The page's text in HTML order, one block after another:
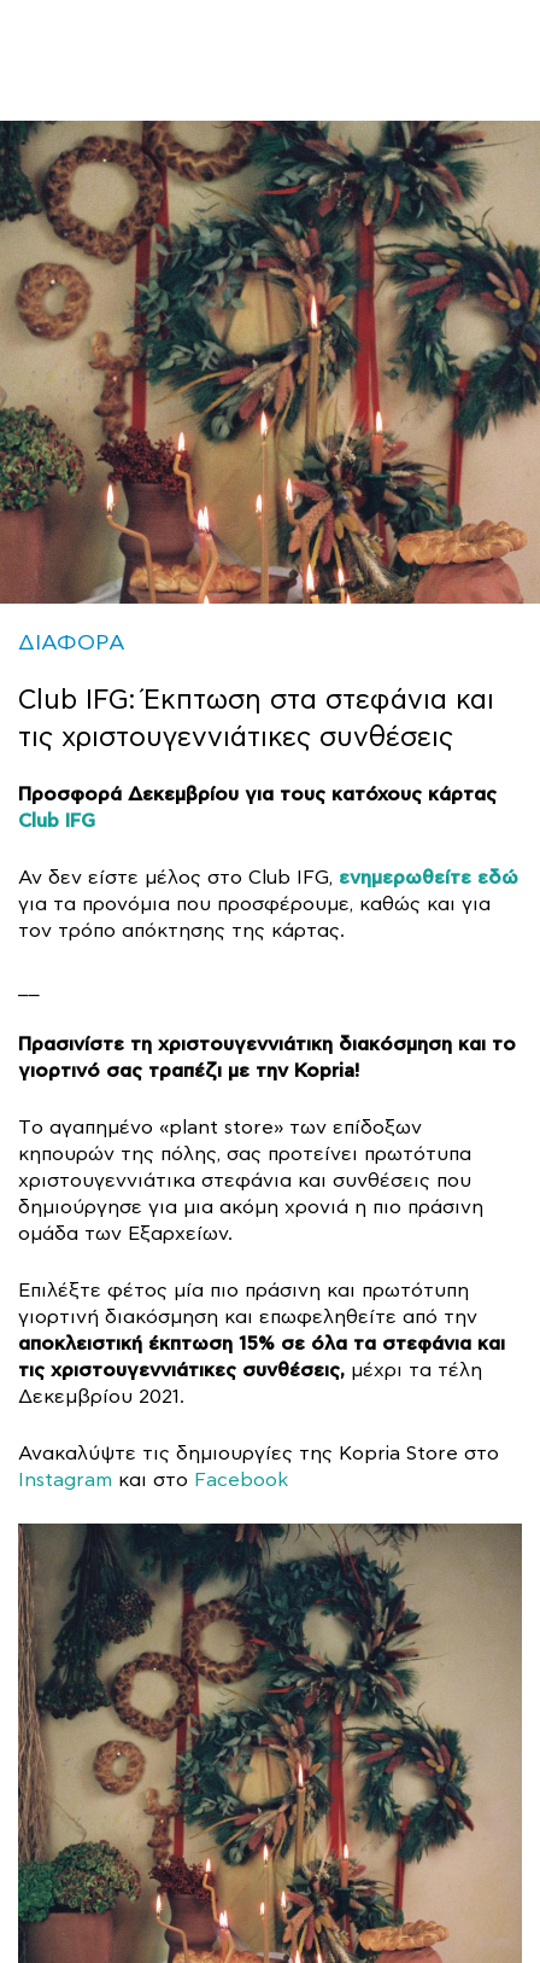
ΣΠΟΥΔΕΣ
ΣΥΝΕΡΓΕΙΕΣ
ΒΙΒΛΙΟΘΗΚΗ
ΔΙΑΦΟΡΑ
Club IFG: Έκπτωση στα στεφάνια και
τις χριστουγεννιάτικες συνθέσεις
Προσφορά Δεκεμβρίου για τους κατόχους κάρτας
Club IFG
Αν δεν είστε μέλος στο Club IFG, ενημερωθείτε εδώ
για τα προνόμια που προσφέρουμε, καθώς και για
τον τρόπο απόκτησης της κάρτας.
Πρασινίστε τη χριστουγεννιάτικη διακόσμηση και το
γιορτινό σας τραπέζι με την Kopria!
Tο αγαπημένο «plant store» των επίδοξων
κηπουρών της πόλης, σας προτείνει πρωτότυπα
χριστουγεννιάτικα στεφάνια και συνθέσεις που
δημιούργησε για μια ακόμη χρονιά η πιο πράσινη
ομάδα των Εξαρχείων.
Επιλέξτε φέτος μία πιο πράσινη και πρωτότυπη
γιορτινή διακόσμηση και επωφεληθείτε από την
αποκλειστική έκπτωση 15% σε όλα τα στεφάνια και
τις χριστουγεννιάτικες συνθέσεις, μέχρι τα τέλη
Δεκεμβρίου 2021.
Ανακαλύψτε τις δημιουργίες της Kopria Store στο
Instagram και στο Facebook